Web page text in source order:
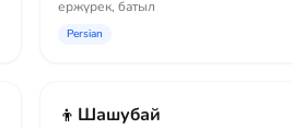
ержүрек, батыл
Persian
👦 Шашубай